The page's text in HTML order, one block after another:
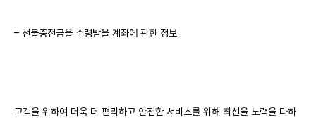
– 선불충전금을 수령받을 계좌에 관한 정보
고객을 위하여 더욱 더 편리하고 안전한 서비스를 위해 최선을 노력을 다하